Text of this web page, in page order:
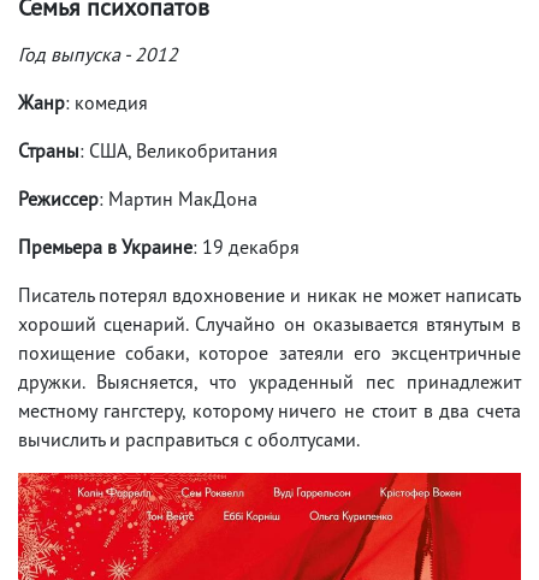
Семья психопатов
Год выпуска - 2012
Жанр: комедия
Страны: США, Великобритания
Режиссер: Мартин МакДона
Премьера в Украине: 19 декабря
Писатель потерял вдохновение и никак не может написать
хороший сценарий. Случайно он оказывается втянутым в
похищение собаки, которое затеяли его эксцентричные
дружки. Выясняется, что украденный пес принадлежит
местному гангстеру, которому ничего не стоит в два счета
вычислить и расправиться с оболтусами.